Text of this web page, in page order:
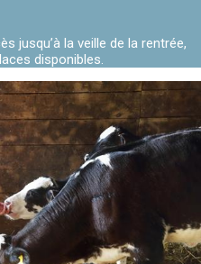
jusqu’à la veille de la rentrée,
disponibles.